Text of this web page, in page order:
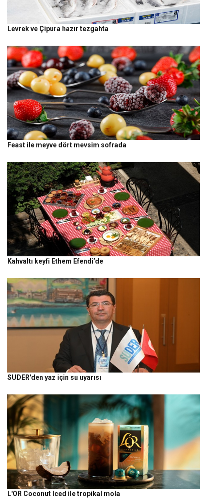
Levrek ve Çipura hazır tezgahta
Feast ile meyve dört mevsim sofrada
Kahvaltı keyfi Ethem Efendi’de
SUDER'den yaz için su uyarısı
L'OR Coconut Iced ile tropikal mola